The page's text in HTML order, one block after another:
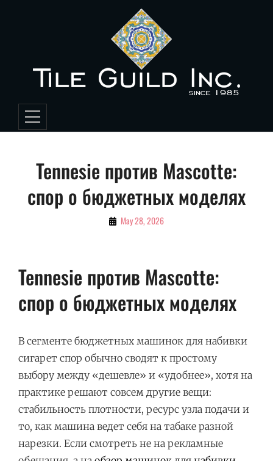
Tennesie против Mascotte:
спор о бюджетных моделях
By May 28, 2026
Tennesie против Mascotte:
спор о бюджетных моделях
В сегменте бюджетных машинок для набивки
сигарет спор обычно сводят к простому
выбору между «дешевле» и «удобнее», хотя на
практике решают совсем другие вещи:
стабильность плотности, ресурс узла подачи и
то, как машина ведет себя на табаке разной
нарезки. Если смотреть не на рекламные
Post
navigation